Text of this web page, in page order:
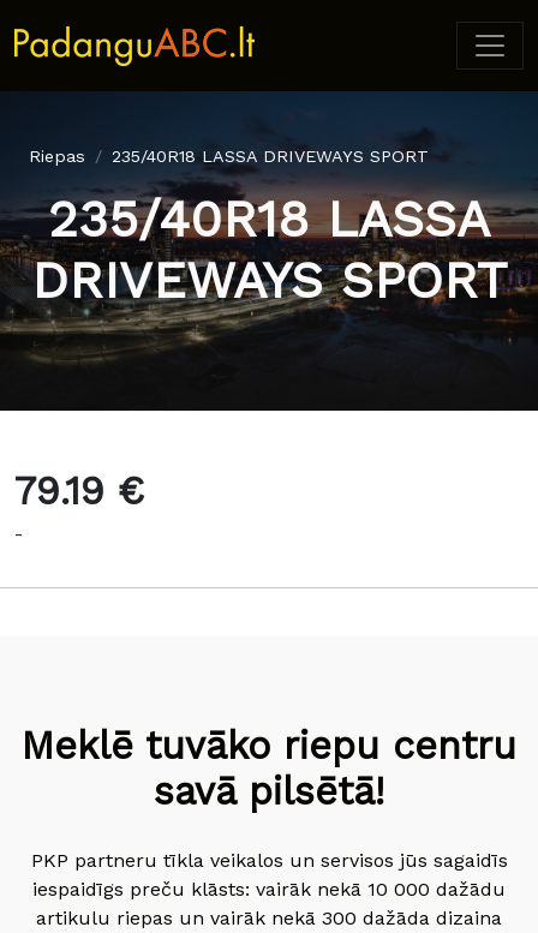
Riepas 235/40R18 LASSA DRIVEWAYS SPORT
235/40R18 LASSA
DRIVEWAYS SPORT
79.19 €
-
Meklē tuvāko riepu centru
savā pilsētā!
PKP partneru tīkla veikalos un servisos jūs sagaidīs
iespaidīgs preču klāsts: vairāk nekā 10 000 dažādu
artikulu riepas un vairāk nekā 300 dažāda dizaina